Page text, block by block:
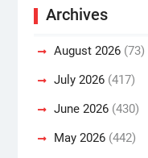
Archives
August 2026(73)
July 2026(417)
June 2026(430)
May 2026(442)